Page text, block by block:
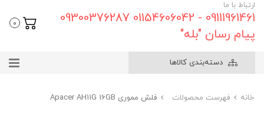
ارتباط با ما
09111961461 - 01154606042 09300376287
پیام رسان "بله"
0
دسته‌بندی کالاها
خانه فهرست محصولات فلش مموری Apacer AH11G 16GB